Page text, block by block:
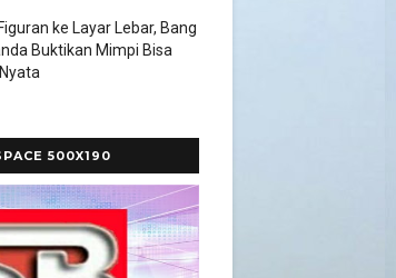
ke Layar Lebar, Bang
Buktikan Mimpi Bisa
500X190